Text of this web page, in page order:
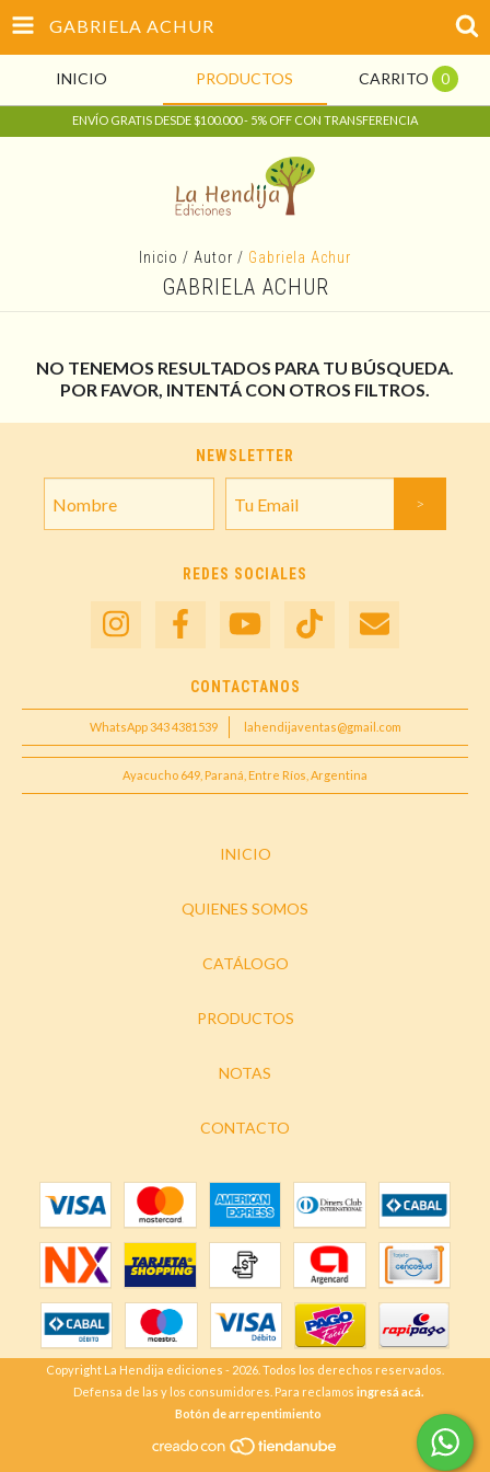
GABRIELA ACHUR
INICIO PRODUCTOS CARRITO 0
ENVÍO GRATIS DESDE $100.000 - 5% OFF CON TRANSFERENCIA
Inicio / Autor / Gabriela Achur
GABRIELA ACHUR
NO TENEMOS RESULTADOS PARA TU BÚSQUEDA.
POR FAVOR, INTENTÁ CON OTROS FILTROS.
NEWSLETTER
REDES SOCIALES
CONTACTANOS
WhatsApp 343 4381539 lahendijaventas@gmail.com
Ayacucho 649, Paraná, Entre Ríos, Argentina
INICIO
QUIENES SOMOS
CATÁLOGO
PRODUCTOS
NOTAS
CONTACTO
Copyright La Hendija ediciones - 2026. Todos los derechos reservados.
Defensa de las y los consumidores. Para reclamos ingresá acá.
Botón de arrepentimiento